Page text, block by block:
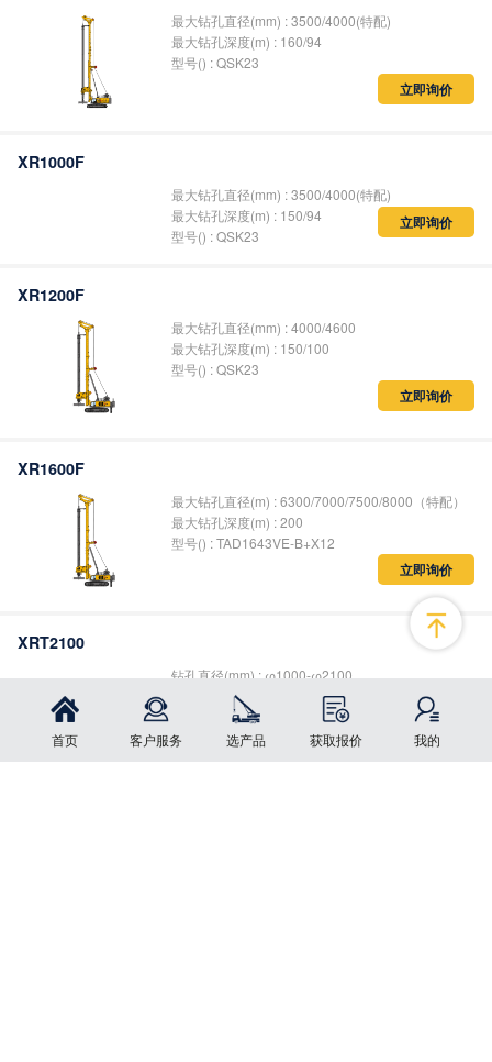
首页 客户服务 选产品 获取报价 我的
最大钻孔直径(mm) : 3500/4000(特配)
最大钻孔深度(m) : 160/94
型号() : QSK23
立即询价
XR1000F
最大钻孔直径(mm) :3500/4000(特配)
最大钻孔深度(m) : 150/94
型号() : QSK23
XR1200F
最大钻孔直径(mm) : 4000/4600
XR1600F
最大钻孔直径(m) :6300/7000/7500/8000
立即询价
XRT2100
钻孔直径(mm) : φ1000-φ2100
回转扭矩(kN·m) : 3081/1821/1030 瞬时3510